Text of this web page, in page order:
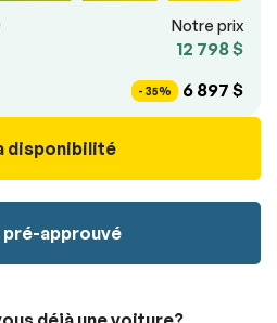
Notre prix
12 798 $
- 35% 6 897 $
disponibilité
pré-approuvé
SÉCURITAIRE
l'information
aucun frais.